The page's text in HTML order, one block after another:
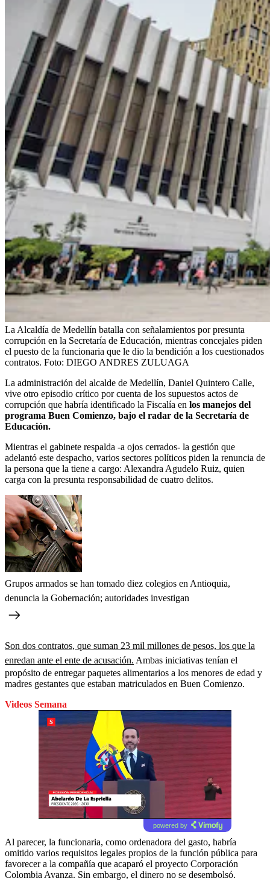
La Alcaldía de Medellín batalla con señalamientos por presunta
corrupción en la Secretaría de Educación, mientras concejales piden
el puesto de la funcionaria que le dio la bendición a los cuestionados
contratos. Foto: DIEGO ANDRES ZULUAGA
La administración del alcalde de Medellín, Daniel Quintero Calle,
vive otro episodio crítico por cuenta de los supuestos actos de
corrupción que habría identificado la Fiscalía en los manejos del
programa Buen Comienzo, bajo el radar de la Secretaría de
Educación.
Mientras el gabinete respalda -a ojos cerrados- la gestión que
adelantó este despacho, varios sectores políticos piden la renuncia de
la persona que la tiene a cargo: Alexandra Agudelo Ruiz, quien
carga con la presunta responsabilidad de cuatro delitos.
Grupos armados se han tomado diez colegios en Antioquia,
denuncia la Gobernación; autoridades investigan
Son dos contratos, que suman 23 mil millones de pesos, los que la
enredan ante el ente de acusación. Ambas iniciativas tenían el
propósito de entregar paquetes alimentarios a los menores de edad y
madres gestantes que estaban matriculados en Buen Comienzo.
Videos Semana
powered by
Al parecer, la funcionaria, como ordenadora del gasto, habría
omitido varios requisitos legales propios de la función pública para
favorecer a la compañía que acaparó el proyecto Corporación
Colombia Avanza. Sin embargo, el dinero no se desembolsó.